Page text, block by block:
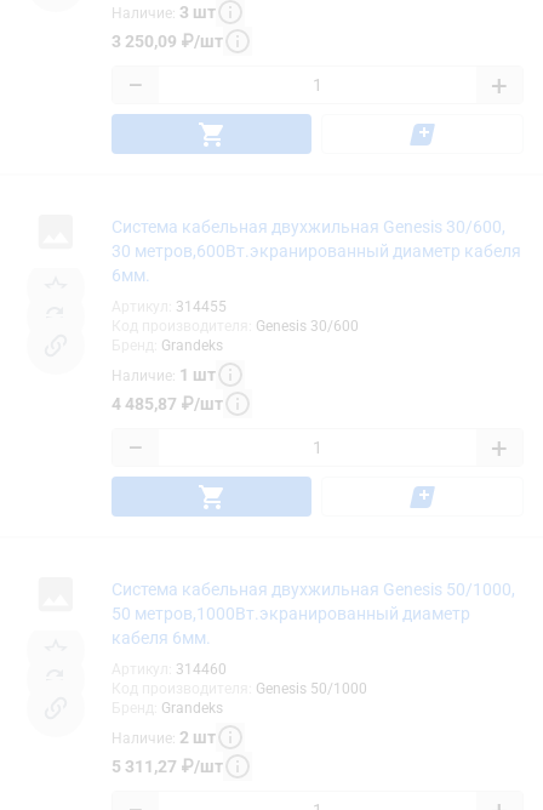
Наличие: 3 шт
3 250,09 ₽/шт
− +
Система кабельная двухжильная Genesis 30/600,
30 метров,600Вт.экранированный диаметр кабеля
6мм.
314455
Genesis 30/600
Grandeks
Наличие: 1 шт
4 485,87 ₽/шт
− +
Система кабельная двухжильная Genesis 50/1000,
50 метров,1000Вт.экранированный диаметр
кабеля 6мм.
314460
Genesis 50/1000
Grandeks
Наличие: 2 шт
5 311,27 ₽/шт